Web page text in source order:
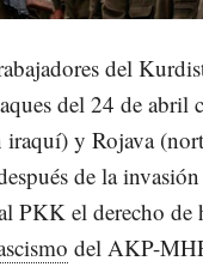
del
del 24 de abril
y Rojava
de la
PKK el derecho de
del AKP-